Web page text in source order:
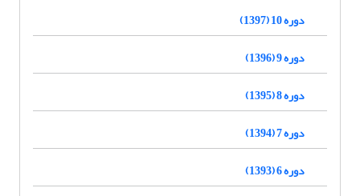
دوره 10 (1397)
دوره 9 (1396)
دوره 8 (1395)
دوره 7 (1394)
دوره 6 (1393)